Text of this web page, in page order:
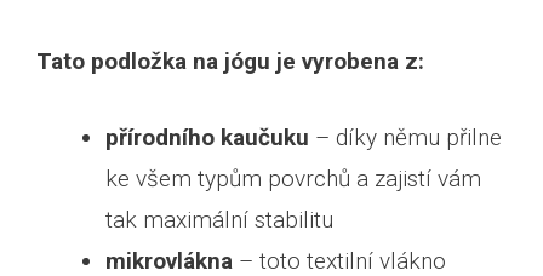
Tato podložka na jógu je vyrobena z:
přírodního kaučuku – díky němu přilne
ke všem typům povrchů a zajistí vám
tak maximální stabilitu
mikrovlákna – toto textilní vlákno